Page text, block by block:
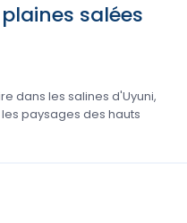
salées
dans les salines d'Uyuni,
paysages des hauts